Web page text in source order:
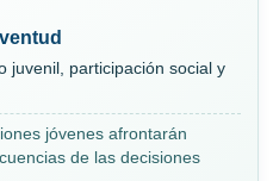
juvenil, participación social y
jóvenes afrontarán
de las decisiones